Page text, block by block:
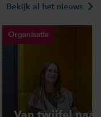
Bekijk al het nieuws
Organisatie
Van twijfel naar